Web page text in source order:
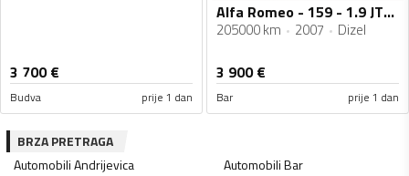
3 700€
Budva prije 1 dan
Alfa Romeo - 159 - 1.9 JTDM
205000 km 2007 Dizel
3 900€
Bar prije 1 dan
BRZA PRETRAGA
AutomobiliAndrijevica AutomobiliBar